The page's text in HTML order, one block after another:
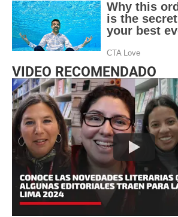
VIDEO RECOMENDADO